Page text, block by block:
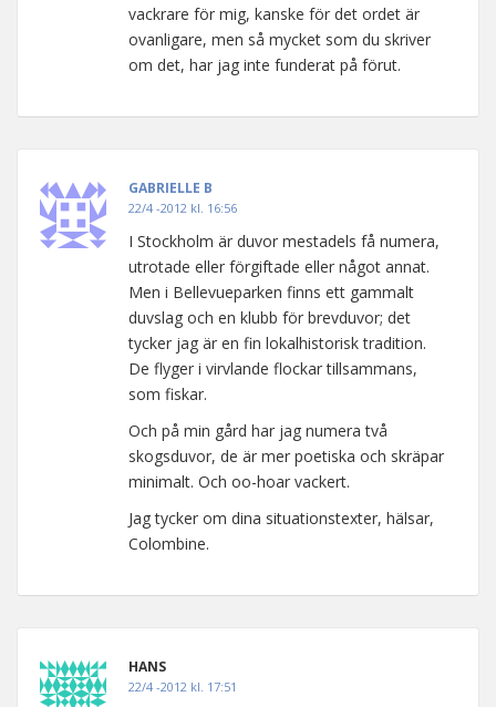
vackrare för mig, kanske för det ordet är
ovanligare, men så mycket som du skriver
om det, har jag inte funderat på förut.
GABRIELLE B
22/4 -2012 kl. 16:56
I Stockholm är duvor mestadels få numera,
utrotade eller förgiftade eller något annat.
Men i Bellevueparken finns ett gammalt
duvslag och en klubb för brevduvor; det
tycker jag är en fin lokalhistorisk tradition.
De flyger i virvlande flockar tillsammans,
som fiskar.
Och på min gård har jag numera två
skogsduvor, de är mer poetiska och skräpar
minimalt. Och oo-hoar vackert.
Jag tycker om dina situationstexter, hälsar,
Colombine.
HANS
22/4 -2012 kl. 17:51